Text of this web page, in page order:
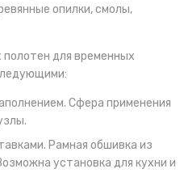
опилки, смолы,
для временных
Сфера применения
Рамная обшивка из
установка для кухни и